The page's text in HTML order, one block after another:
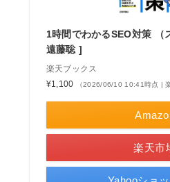
1時間でわかるSEO対策 （
遠藤聡 ]
楽天ブックス
¥1,100
（2026/06/10 10:41時点 |
楽天市